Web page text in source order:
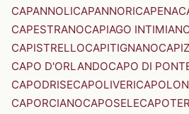
CAPANNOLICAPANNORICAPENA
CAPESTRANOCAPIAGO
CAPISTRELLOCAPITIGNANO
CAPO D'ORLANDOCAPO DI
CAPODRISECAPOLIVERI
CAPORCIANOCAPOSELE